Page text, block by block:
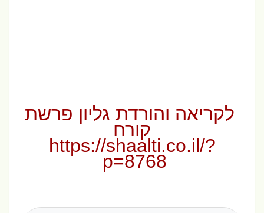
לקריאה והורדת גליון פרשת
קורח
https://shaalti.co.il/?
p=8768